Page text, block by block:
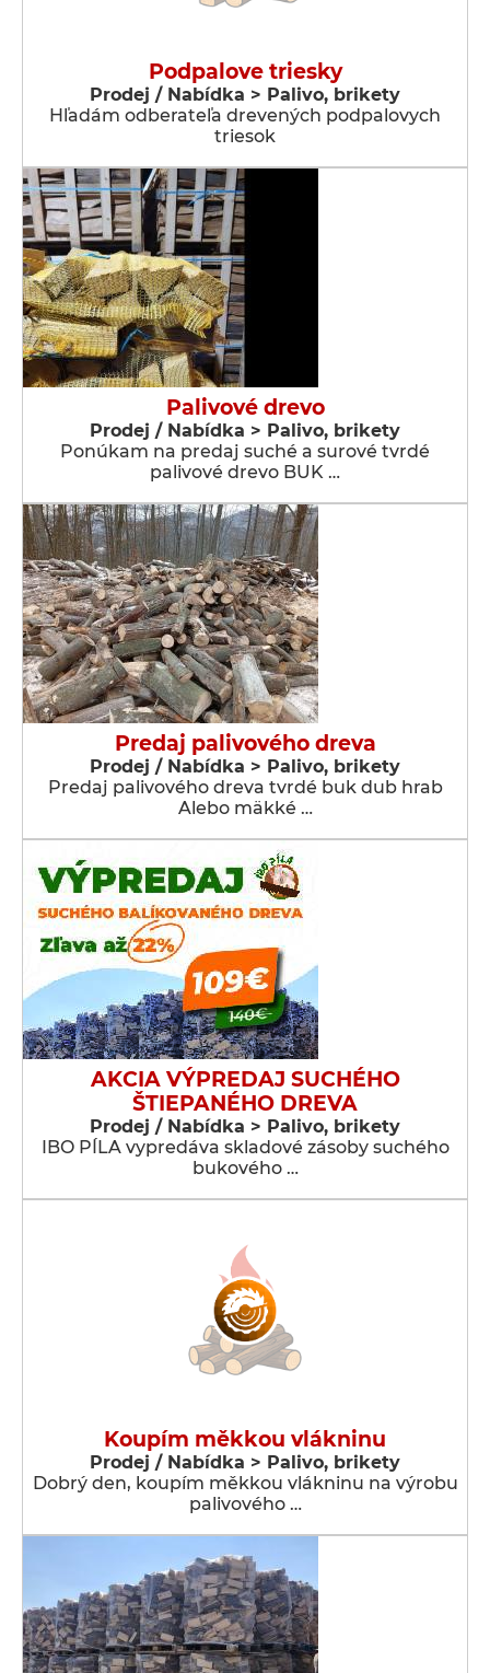
Podpalove triesky
Prodej / Nabídka > Palivo, brikety
Hľadám odberateľa drevených podpalovych
triesok
Palivové drevo
Prodej / Nabídka > Palivo, brikety
Ponúkam na predaj suché a surové tvrdé
palivové drevo BUK …
Predaj palivového dreva
Prodej / Nabídka > Palivo, brikety
Predaj palivového dreva tvrdé buk dub hrab
Alebo mäkké …
AKCIA VÝPREDAJ SUCHÉHO
ŠTIEPANÉHO DREVA
Prodej / Nabídka > Palivo, brikety
IBO PÍLA vypredáva skladové zásoby suchého
bukového …
Koupím měkkou vlákninu
Prodej / Nabídka > Palivo, brikety
Dobrý den, koupím měkkou vlákninu na výrobu
palivového …